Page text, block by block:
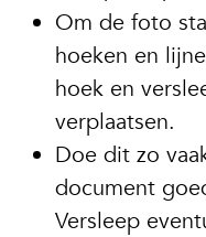
Om de foto
hoeken en
hoek en
verplaatsen.
Doe dit zo
document
Versleep